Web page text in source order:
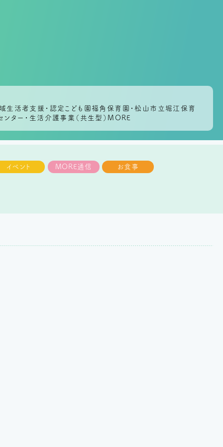
生活者支援・認定こども園福角保育園・松山市立堀江保育
ンター・生活介護事業（共生型）MORE
イベント MORE通信 お食事